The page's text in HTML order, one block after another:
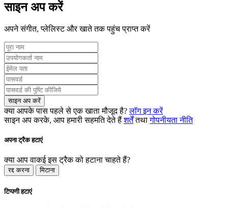
साइन अप करें
अपने संगीत, प्लेलिस्ट और खाते तक पहुंच प्राप्त करें
साइन अप करें
क्या आपके पास पहले से एक खाता मौजूद है? लॉग इन करें
साइन अप करके, आप हमारी सहमति देते हैं शर्तें तथा गोपनीयता नीति
अपना ट्रैक हटाएं
क्या आप वाकई इस ट्रैक को हटाना चाहते हैं?
रद्द करना मिटाना
टिप्पणी हटाएं